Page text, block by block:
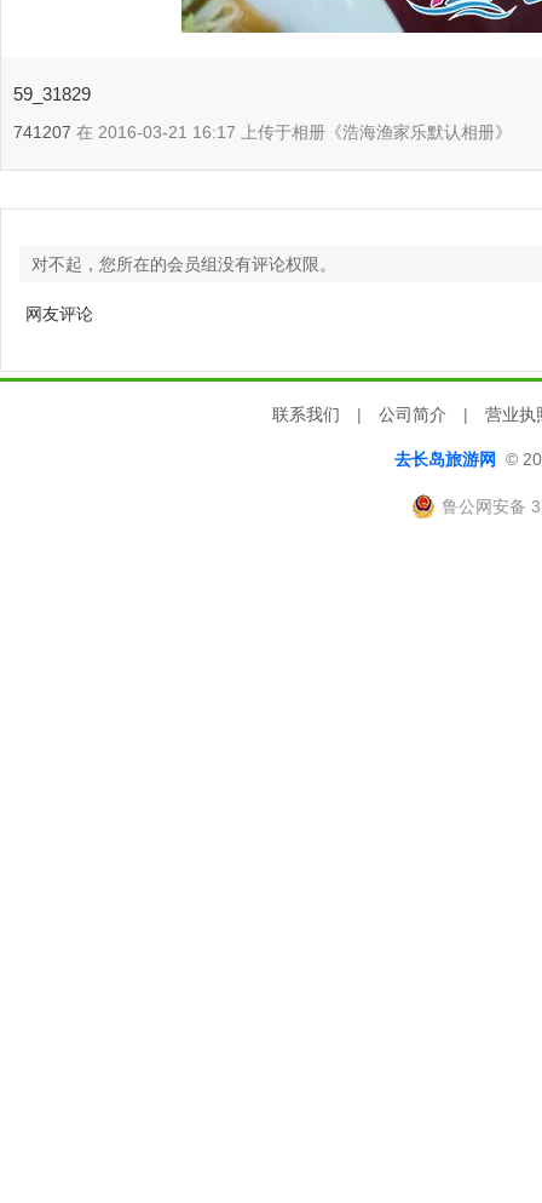
59_31829
741207 在 2016-03-21 16:17 上传于相册《浩海渔家乐默认相册》
对不起，您所在的会员组没有评论权限。
网友评论
联系我们 | 公司简介 | 营业执
去长岛旅游网 ©
鲁公网安备